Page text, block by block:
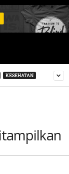
KESEHATAN